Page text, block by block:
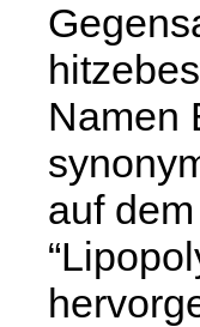
Namen
auf